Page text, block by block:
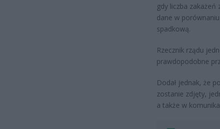
gdy liczba
dane w
spadkową.
Rzecznik rządu
prawdopodobne
Dodał jednak, że
zostanie zdjęty,
a także w